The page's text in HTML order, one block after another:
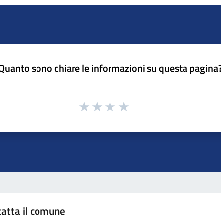
sono chiare le informazioni su questa
il comune